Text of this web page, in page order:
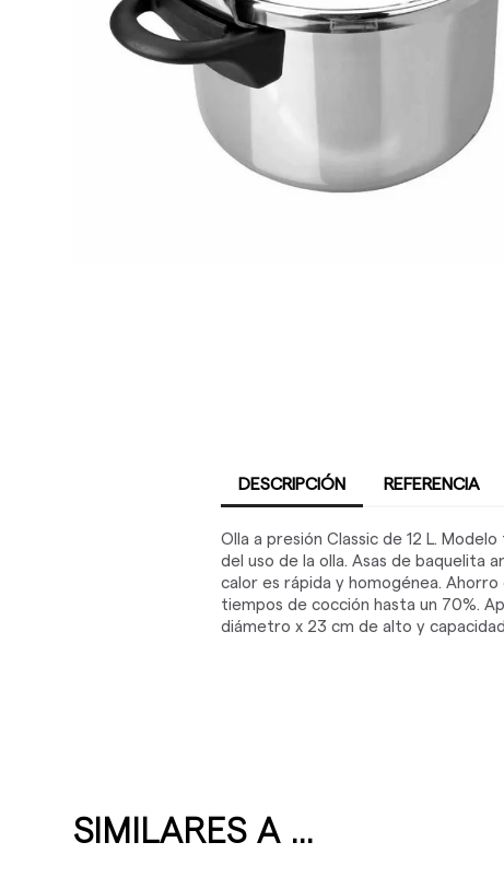
DESCRIPCIÓN REFERENCIA
Olla a presión Classic de 12 L.
del uso de la olla. Asas de baquelita
calor es rápida y homogénea.
tiempos de cocción hasta un 70%.
diámetro x 23 cm de alto y capacidad
SIMILARES A ...